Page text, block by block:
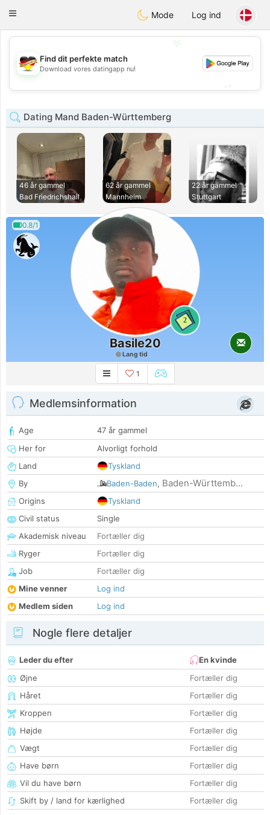
DeutschDating
Toggle
Mode Log ind
💕
Find dit perfekte match
Download vores datingapp nu!
Dating Mand Baden-Württemberg
46 år gammel
Bad Friedrichshall
62 år gammel
Mannheim
22 år gammel
Stuttgart
0.8/1
2
Basile20
Lang tid
1
Medlemsinformation
Age
47 år gammel
Her for
Alvorligt forhold
Land
Tyskland
By
Baden-Baden, Baden-Württemb...
Origins
Tyskland
Civil status
Single
Akademisk niveau
Fortæller dig
Ryger
Fortæller dig
Job
Fortæller dig
Mine venner
Log ind
Medlem siden
Log ind
Nogle flere detaljer
Leder du efter
En kvinde
Øjne
Fortæller dig
Håret
Fortæller dig
Kroppen
Fortæller dig
Højde
Fortæller dig
Vægt
Fortæller dig
Have børn
Fortæller dig
Vil du have børn
Fortæller dig
Skift by / land for kærlighed
Fortæller dig